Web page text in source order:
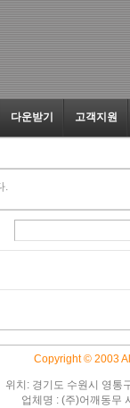
다운받기 고객지원
.
Copyright © 2003
위치: 경기도 수원시 영통
업체명 : (주)어깨동무